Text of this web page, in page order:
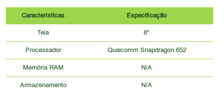
Características Especificação
Tela 6"
Processador Qualcomm Snapdragon 652
Memória RAM N/A
Armazenamento N/A